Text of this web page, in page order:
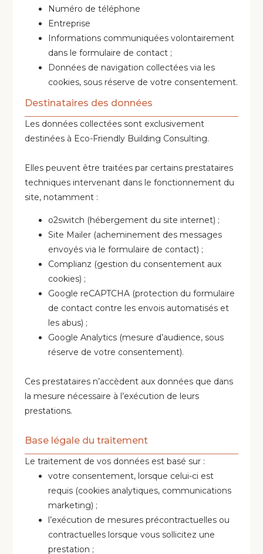
Numéro de téléphone
Entreprise
Informations communiquées volontairement
dans le formulaire de contact ;
Données de navigation collectées via les
cookies, sous réserve de votre consentement.
Destinataires des données
Les données collectées sont exclusivement
destinées à Eco-Friendly Building Consulting.
Elles peuvent être traitées par certains prestataires
techniques intervenant dans le fonctionnement du
site, notamment :
o2switch (hébergement du site internet) ;
Site Mailer (acheminement des messages
envoyés via le formulaire de contact) ;
Complianz (gestion du consentement aux
cookies) ;
Google reCAPTCHA (protection du formulaire
de contact contre les envois automatisés et
les abus) ;
Google Analytics (mesure d’audience, sous
réserve de votre consentement).
Ces prestataires n’accèdent aux données que dans
la mesure nécessaire à l’exécution de leurs
prestations.
Base légale du traitement
Le traitement de vos données est basé sur :
votre consentement, lorsque celui-ci est
requis (cookies analytiques, communications
marketing) ;
l’exécution de mesures précontractuelles ou
contractuelles lorsque vous sollicitez une
prestation ;